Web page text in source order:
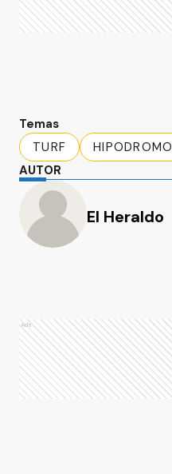
Temas
TURF
HIPODROMO
AUTOR
El Heraldo
Ads